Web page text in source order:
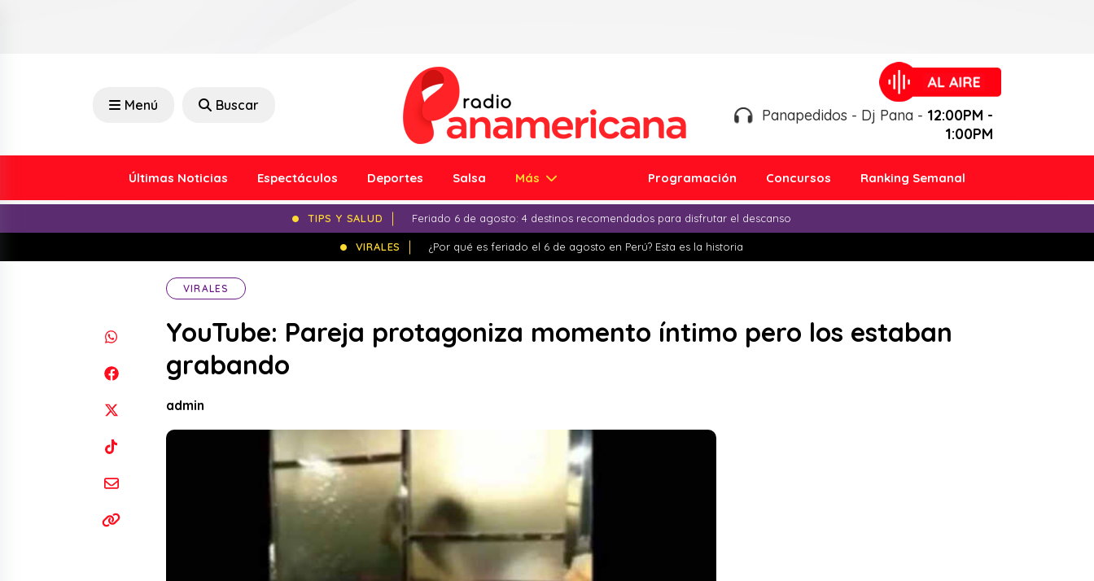
Menú Buscar
Panapedidos - Dj Pana - 12:00PM -
1:00PM
Últimas Noticias Espectáculos Deportes Salsa Más Programación Concursos Ranking Semanal
TIPS Y SALUD Feriado 6 de agosto: 4 destinos recomendados para disfrutar el descanso
VIRALES ¿Por qué es feriado el 6 de agosto en Perú? Esta es la historia
VIRALES
YouTube: Pareja protagoniza momento íntimo pero los estaban
grabando
admin